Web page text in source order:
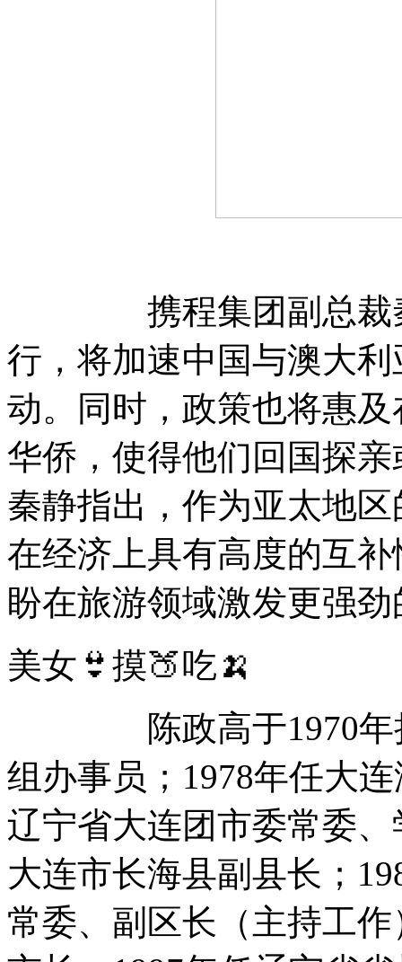
携程集团副总裁秦
行，将加速中国与澳大
动。同时，政策也将惠
华侨，使得他们回国探
秦静指出，作为亚太地
在经济上具有高度的互
盼在旅游领域激发更强
美女👙摸🍑吃🍌
陈政高于1970年担
组办事员；1978年任大
辽宁省大连团市委常委
大连市长海县副县长；
常委、副区长（主持工